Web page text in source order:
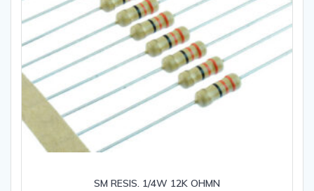
SM RESIS. 1/4W 12K OHMN